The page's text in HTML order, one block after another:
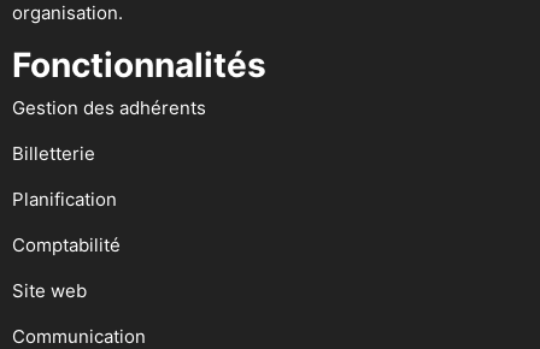
organisation.
Fonctionnalités
Gestion des adhérents
Billetterie
Planification
Comptabilité
Site web
Communication